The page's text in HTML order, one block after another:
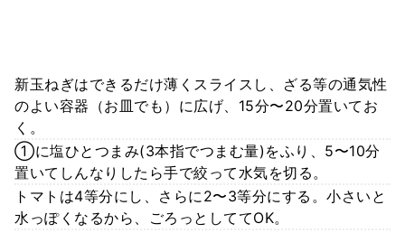
新玉ねぎはできるだけ薄くスライスし、ざる等の通気性
のよい容器（お皿でも）に広げ、15分〜20分置いてお
く。
①に塩ひとつまみ(3本指でつまむ量)をふり、5〜10分
置いてしんなりしたら手で絞って水気を切る。
トマトは4等分にし、さらに2〜3等分にする。小さいと
水っぽくなるから、ごろっとしててOK。